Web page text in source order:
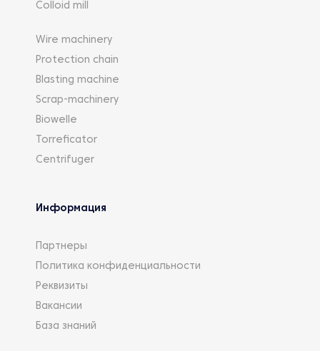
Colloid mill
Wire machinery
Protection chain
Blasting machine
Scrap-machinery
Biowelle
Torreficator
Centrifuger
Информация
Партнеры
Политика конфиденциальности
Реквизиты
Вакансии
База знаний